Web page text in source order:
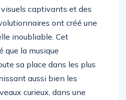
Des paysages auditifs
captivants et des
ont créé une
inoubliable. Cet
que la musique
sa place dans les plus
aussi bien les